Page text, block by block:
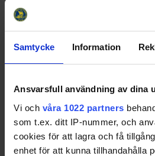
Samtycke Information
Ansvarsfull användning av dina
Vi och våra 1022 partners
som t.ex. ditt IP-nummer, och
cookies för att lagra och få
enhet för att kunna tillhandahålla